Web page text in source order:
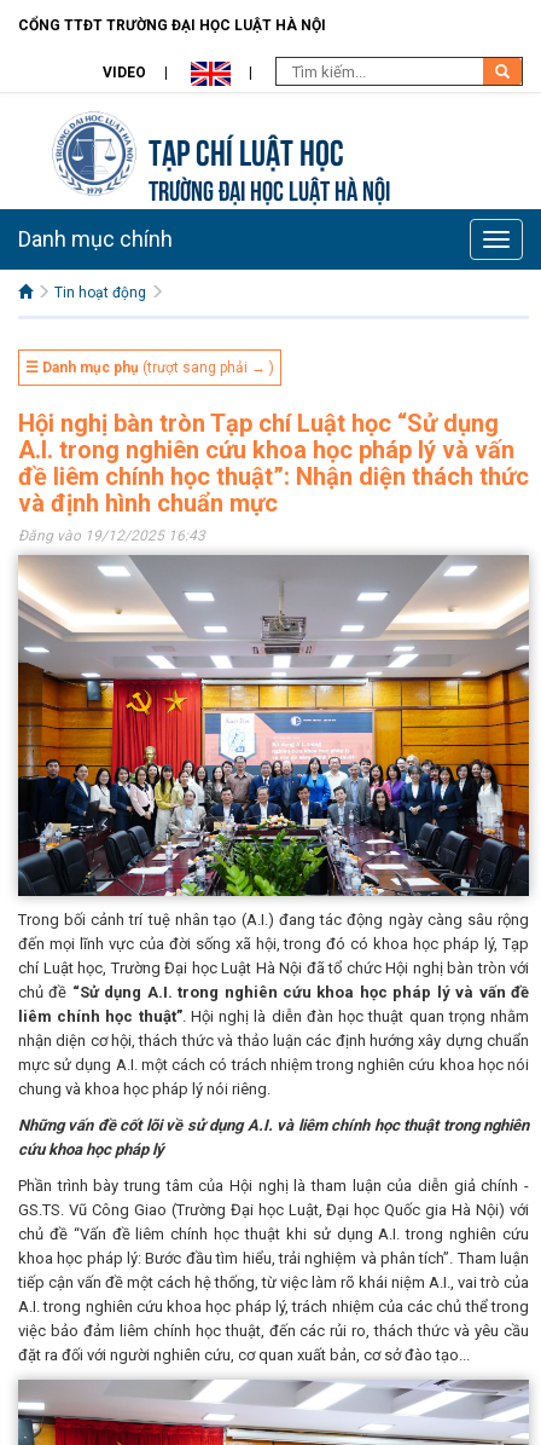
CỔNG TTĐT TRƯỜNG ĐẠI HỌC LUẬT HÀ NỘI
VIDEO
Tạp chí Luật học
TRƯỜNG ĐẠI HỌC LUẬT HÀ NỘI
Toggle
Danh mục chính
Tin hoạt động
☰ Danh mục phụ (trượt sang phải → )
Hội nghị bàn tròn Tạp chí Luật học “Sử dụng
A.I. trong nghiên cứu khoa học pháp lý và vấn
đề liêm chính học thuật”: Nhận diện thách thức
và định hình chuẩn mực
Đăng vào 19/12/2025 16:43
Trong bối cảnh trí tuệ nhân tạo (A.I.) đang tác động ngày càng sâu rộng
đến mọi lĩnh vực của đời sống xã hội, trong đó có khoa học pháp lý, Tạp
chí Luật học, Trường Đại học Luật Hà Nội đã tổ chức Hội nghị bàn tròn với
chủ đề “Sử dụng A.I. trong nghiên cứu khoa học pháp lý và vấn đề
liêm chính học thuật”. Hội nghị là diễn đàn học thuật quan trọng nhằm
nhận diện cơ hội, thách thức và thảo luận các định hướng xây dựng chuẩn
mực sử dụng A.I. một cách có trách nhiệm trong nghiên cứu khoa học nói
chung và khoa học pháp lý nói riêng.
Những vấn đề cốt lõi về sử dụng A.I. và liêm chính học thuật trong nghiên
cứu khoa học pháp lý
Phần trình bày trung tâm của Hội nghị là tham luận của diễn giả chính -
GS.TS. Vũ Công Giao (Trường Đại học Luật, Đại học Quốc gia Hà Nội) với
chủ đề “Vấn đề liêm chính học thuật khi sử dụng A.I. trong nghiên cứu
khoa học pháp lý: Bước đầu tìm hiểu, trải nghiệm và phân tích”. Tham luận
tiếp cận vấn đề một cách hệ thống, từ việc làm rõ khái niệm A.I., vai trò của
A.I. trong nghiên cứu khoa học pháp lý, trách nhiệm của các chủ thể trong
việc bảo đảm liêm chính học thuật, đến các rủi ro, thách thức và yêu cầu
đặt ra đối với người nghiên cứu, cơ quan xuất bản, cơ sở đào tạo...